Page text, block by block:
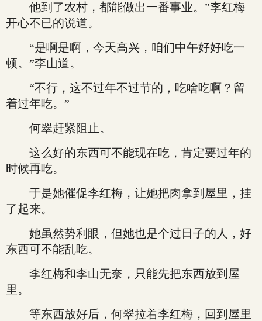
他到了农村，都能做出一番事业。”李红梅
开心不已的说道。
“是啊是啊，今天高兴，咱们中午好好吃一
顿。”李山道。
“不行，这不过年不过节的，吃啥吃啊？留
着过年吃。”
何翠赶紧阻止。
这么好的东西可不能现在吃，肯定要过年的
时候再吃。
于是她催促李红梅，让她把肉拿到屋里，挂
了起来。
她虽然势利眼，但她也是个过日子的人，好
东西可不能乱吃。
李红梅和李山无奈，只能先把东西放到屋
里。
等东西放好后，何翠拉着李红梅，回到屋里